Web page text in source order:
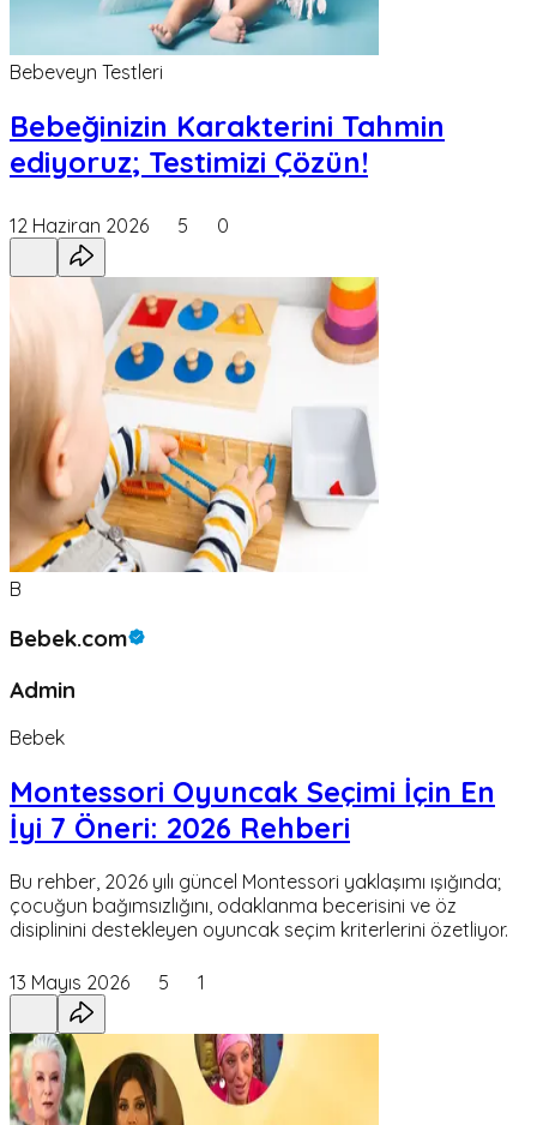
Bebeveyn Testleri
Bebeğinizin Karakterini Tahmin
ediyoruz; Testimizi Çözün!
12 Haziran 2026 5 0
B
Bebek.com
Admin
Bebek
Montessori Oyuncak Seçimi İçin En
İyi 7 Öneri: 2026 Rehberi
Bu rehber, 2026 yılı güncel Montessori yaklaşımı ışığında;
çocuğun bağımsızlığını, odaklanma becerisini ve öz
disiplinini destekleyen oyuncak seçim kriterlerini özetliyor.
13 Mayıs 2026 5 1